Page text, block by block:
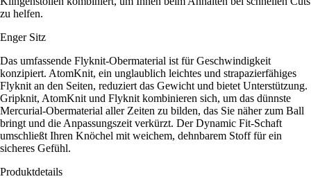
zu helfen.
Enger Sitz
Das umfassende Flyknit-Obermaterial ist für Geschwindigkeit
konzipiert. AtomKnit, ein unglaublich leichtes und strapazierfähiges
Flyknit an den Seiten, reduziert das Gewicht und bietet Unterstützung.
Gripknit, AtomKnit und Flyknit kombinieren sich, um das dünnste
Mercurial-Obermaterial aller Zeiten zu bilden, das Sie näher zum Ball
bringt und die Anpassungszeit verkürzt. Der Dynamic Fit-Schaft
umschließt Ihren Knöchel mit weichem, dehnbarem Stoff für ein
sicheres Gefühl.
Produktdetails